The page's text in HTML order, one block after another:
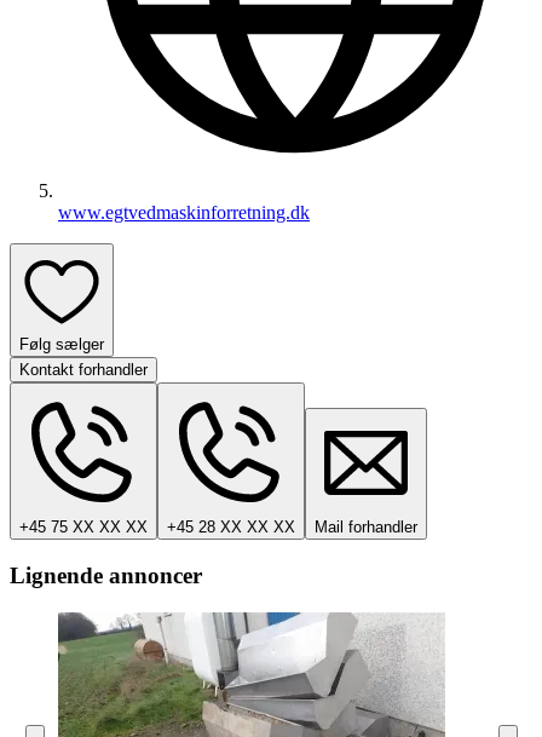
www.egtvedmaskinforretning.dk
Følg sælger
Kontakt forhandler
+45 75 XX XX XX +45 28 XX XX XX Mail forhandler
Lignende annoncer